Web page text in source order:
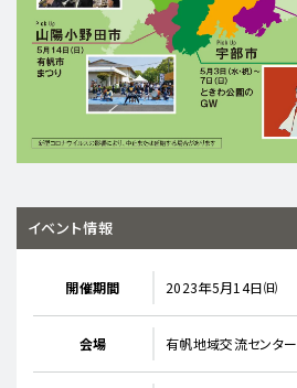
イベント情報
開催期間 2023年5月14日㈰
会場 有帆地域交流センター